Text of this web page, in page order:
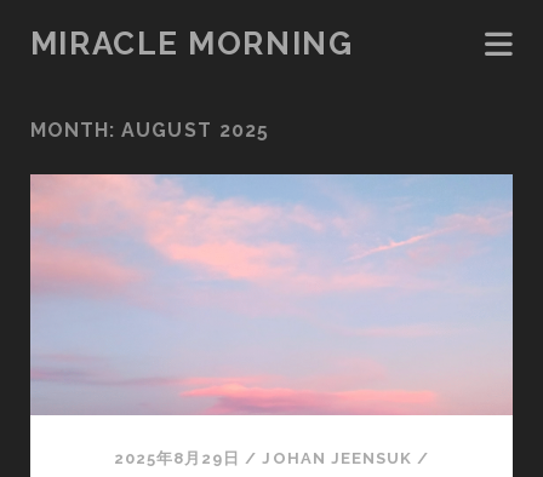
MIRACLE MORNING
MONTH: AUGUST 2025
2025年8月29日 /JOHAN JEENSUK /